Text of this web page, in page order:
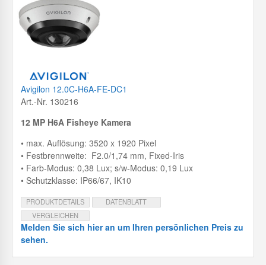
Avigilon 12.0C-H6A-FE-DC1
Art.-Nr. 130216
12 MP H6A Fisheye Kamera
• max. Auflösung: 3520 x 1920 Pixel
• Festbrennweite: F2.0/1,74 mm, Fixed-Iris
• Farb-Modus: 0,38 Lux; s/w-Modus: 0,19 Lux
• Schutzklasse: IP66/67, IK10
PRODUKTDETAILS
DATENBLATT
VERGLEICHEN
Melden Sie sich hier an um Ihren persönlichen Preis zu
sehen.